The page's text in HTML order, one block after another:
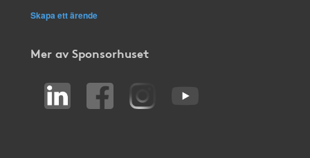
Skapa ett ärende
Mer av Sponsorhuset